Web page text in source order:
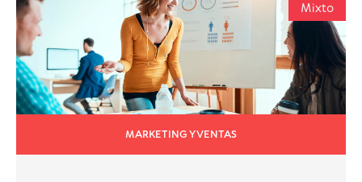
Mixto
MARKETING Y VENTAS